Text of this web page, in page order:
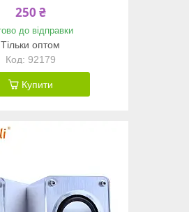
250 ₴
до відправки
Тільки оптом
92179
Купити